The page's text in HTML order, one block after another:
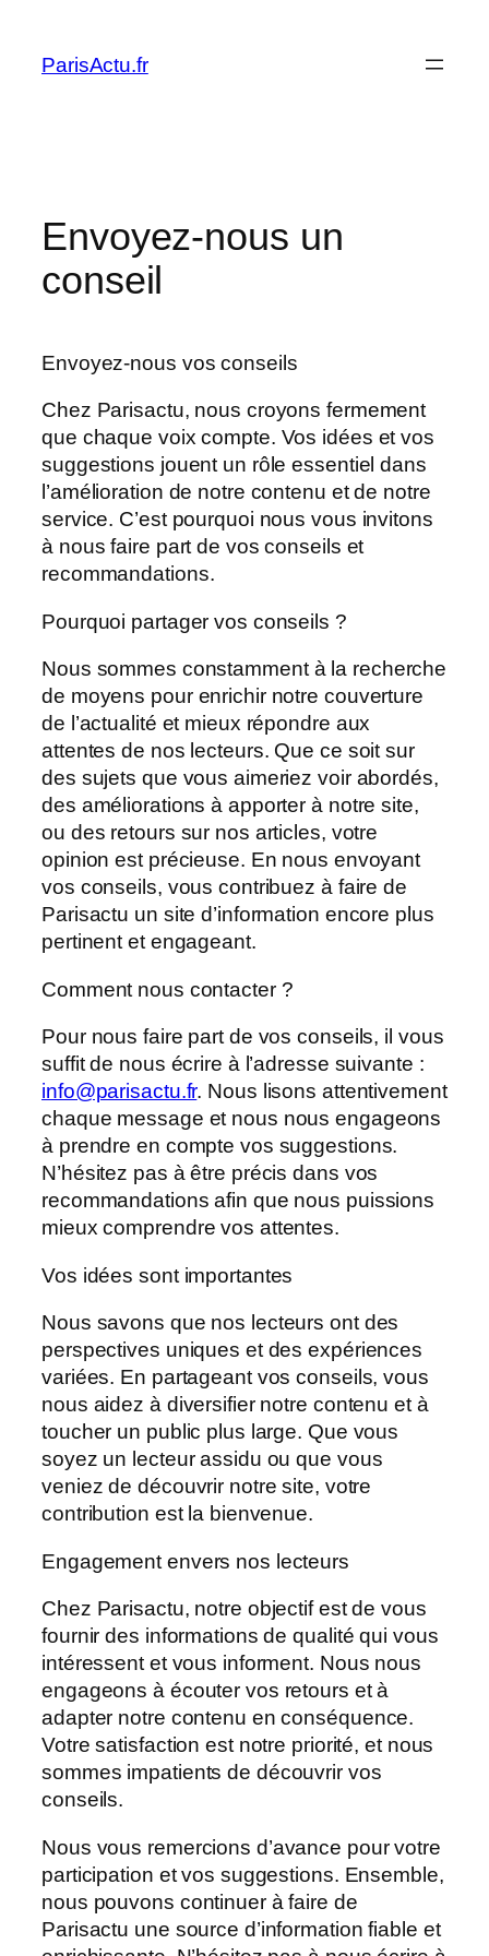
content
ParisActu.fr
Envoyez-nous un
conseil
Envoyez-nous vos conseils
Chez Parisactu, nous croyons fermement
que chaque voix compte. Vos idées et vos
suggestions jouent un rôle essentiel dans
l’amélioration de notre contenu et de notre
service. C’est pourquoi nous vous invitons
à nous faire part de vos conseils et
recommandations.
Pourquoi partager vos conseils ?
Nous sommes constamment à la recherche
de moyens pour enrichir notre couverture
de l’actualité et mieux répondre aux
attentes de nos lecteurs. Que ce soit sur
des sujets que vous aimeriez voir abordés,
des améliorations à apporter à notre site,
ou des retours sur nos articles, votre
opinion est précieuse. En nous envoyant
vos conseils, vous contribuez à faire de
Parisactu un site d’information encore plus
pertinent et engageant.
Comment nous contacter ?
Pour nous faire part de vos conseils, il vous
suffit de nous écrire à l’adresse suivante :
info@parisactu.fr. Nous lisons attentivement
chaque message et nous nous engageons
à prendre en compte vos suggestions.
N’hésitez pas à être précis dans vos
recommandations afin que nous puissions
mieux comprendre vos attentes.
Vos idées sont importantes
Nous savons que nos lecteurs ont des
perspectives uniques et des expériences
variées. En partageant vos conseils, vous
nous aidez à diversifier notre contenu et à
toucher un public plus large. Que vous
soyez un lecteur assidu ou que vous
veniez de découvrir notre site, votre
contribution est la bienvenue.
Engagement envers nos lecteurs
Chez Parisactu, notre objectif est de vous
fournir des informations de qualité qui vous
intéressent et vous informent. Nous nous
engageons à écouter vos retours et à
adapter notre contenu en conséquence.
Votre satisfaction est notre priorité, et nous
sommes impatients de découvrir vos
conseils.
Nous vous remercions d’avance pour votre
participation et vos suggestions. Ensemble,
nous pouvons continuer à faire de
Parisactu une source d’information fiable et